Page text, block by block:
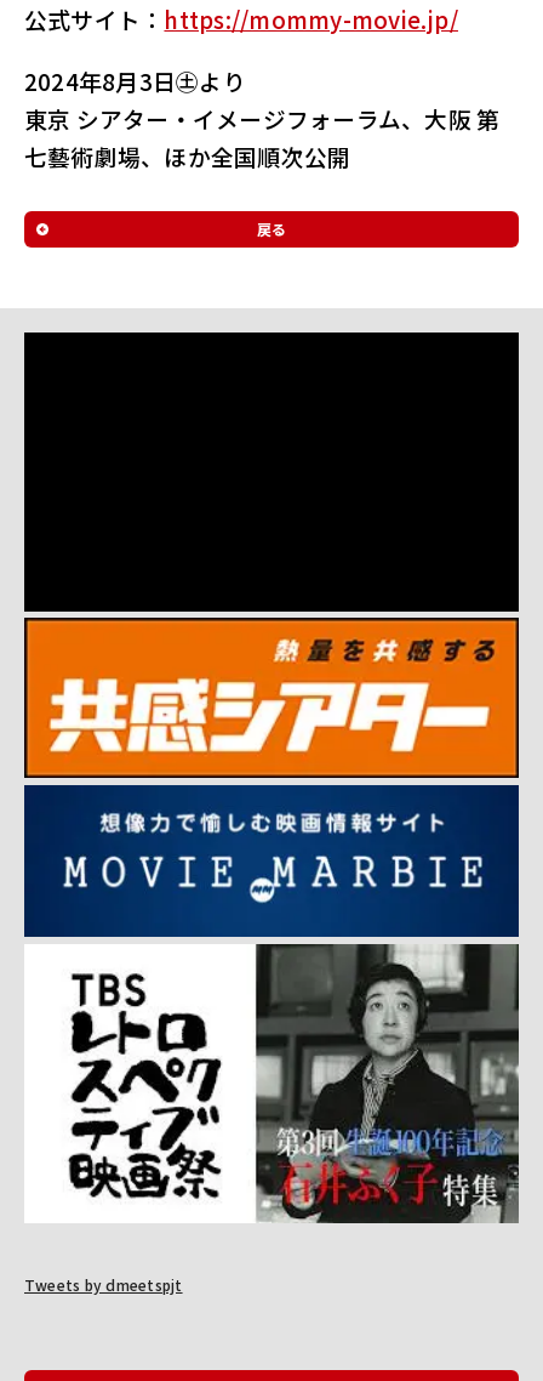
公式サイト： https://mommy-movie.jp/
2024年8月3日㊏より
東京 シアター・イメージフォーラム、大阪 第
七藝術劇場、ほか全国順次公開
戻る
Tweets by dmeetspjt